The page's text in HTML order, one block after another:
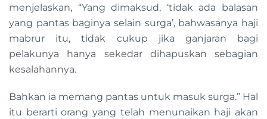
menjelaskan, “Yang dimaksud, ‘tidak ada balasan
yang pantas baginya selain surga’, bahwasanya haji
mabrur itu, tidak cukup jika ganjaran bagi
pelakunya hanya sekedar dihapuskan sebagian
kesalahannya.
Bahkan ia memang pantas untuk masuk surga.” Hal
itu berarti orang yang telah menunaikan haji akan